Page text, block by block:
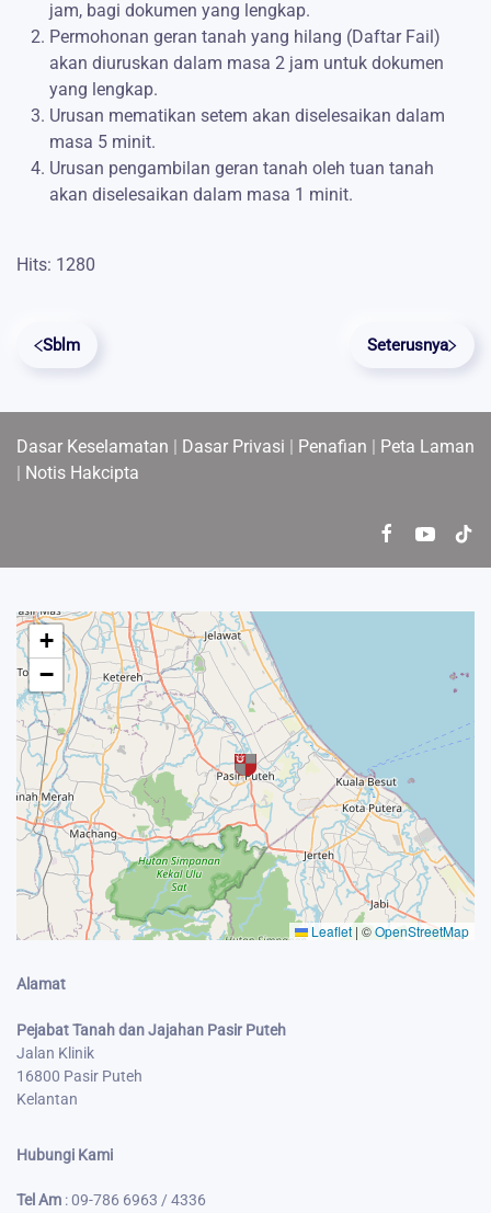
jam, bagi dokumen yang lengkap.
Permohonan geran tanah yang hilang (Daftar Fail)
akan diuruskan dalam masa 2 jam untuk dokumen
yang lengkap.
Urusan mematikan setem akan diselesaikan dalam
masa 5 minit.
Urusan pengambilan geran tanah oleh tuan tanah
akan diselesaikan dalam masa 1 minit.
Hits: 1280
Sblm Seterusnya
Dasar Keselamatan | Dasar Privasi | Penafian | Peta Laman
| Notis Hakcipta
+
−
Leaflet | ©OpenStreetMap
Alamat
Pejabat Tanah dan Jajahan Pasir Puteh
Jalan Klinik
16800 Pasir Puteh
Kelantan
Hubungi Kami
Tel Am : 09-786 6963 / 4336